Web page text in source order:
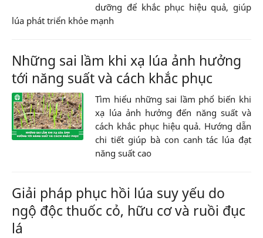
dưỡng để khắc phục hiệu quả, giúp
lúa phát triển khỏe mạnh
Những sai lầm khi xạ lúa ảnh hưởng
tới năng suất và cách khắc phục
Tìm hiểu những sai lầm phổ biến khi
xạ lúa ảnh hưởng đến năng suất và
cách khắc phục hiệu quả. Hướng dẫn
chi tiết giúp bà con canh tác lúa đạt
năng suất cao
Giải pháp phục hồi lúa suy yếu do
ngộ độc thuốc cỏ, hữu cơ và ruồi đục
lá